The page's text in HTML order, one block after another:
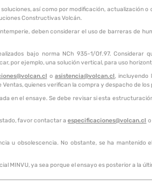
así como por modificación, actualización
Constructivas Volcán.
deben considerar el uso de barreras de
bajo norma NCh 935-1/Of.97.
por ejemplo, una solución vertical, para uso
oasistencia@volcan.cl, incluyendo
quienes verifican la compra y despacho de
en el ensaye. Se debe revisar si esta
favor contactar aespecificaciones@volcan.cl o
u obsolescencia. No obstante, se ha
MINVU, ya sea porque el ensayo es posterior a la